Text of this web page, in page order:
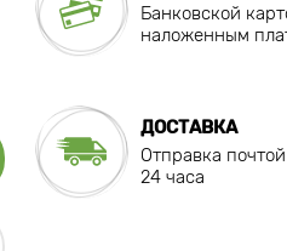
Банковской
наложенным
ДОСТАВКА
Отправка почтой
24 часа